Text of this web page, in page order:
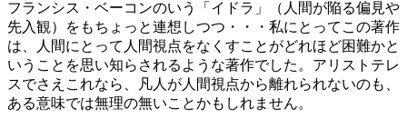
フランシス・ベーコンのいう「イドラ」（人間が陥る偏見や
先入観）をもちょっと連想しつつ・・・私にとってこの著作
は、人間にとって人間視点をなくすことがどれほど困難かと
いうことを思い知らされるような著作でした。アリストテレ
スでさえこれなら、凡人が人間視点から離れられないのも、
ある意味では無理の無いことかもしれません。